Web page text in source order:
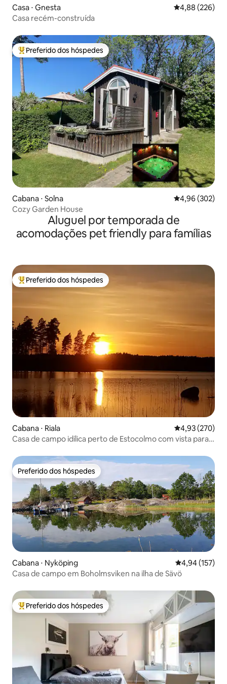
Casa ⋅ Gnesta 4,88 de uma
4,88 (226)
Casa recém-construída
Entre os melhores preferidos dos hóspedes
Preferido dos hóspedes
Cabana ⋅ Solna 4,96 de uma
4,96 (302)
Cozy Garden House
Aluguel por temporada de
acomodações pet friendly para famílias
Entre os melhores preferidos dos hóspedes
Preferido dos hóspedes
Cabana ⋅ Riala 4,93 de uma
4,93 (270)
Casa de campo idílica perto de Estocolmo com vista para o
Preferido dos hóspedes
Preferido dos hóspedes
Cabana ⋅ Nyköping 4,94 de uma
4,94 (157)
Casa de campo em Boholmsviken na ilha de Sävö
Entre os melhores preferidos dos hóspedes
Preferido dos hóspedes